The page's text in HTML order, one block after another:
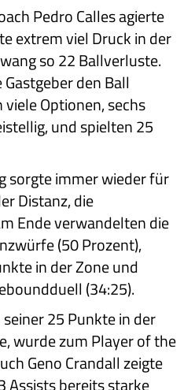
Pedro Calles agierte
extrem viel Druck in der
so 22 Ballverluste.
den Ball
Optionen, sechs
und spielten 25
sorgte immer wieder für
Distanz, die
Ende verwandelten die
(50 Prozent),
in der Zone und
(34:25).
25 Punkte in der
wurde zum Player of the
Geno Crandall zeigte
Assists bereits starke